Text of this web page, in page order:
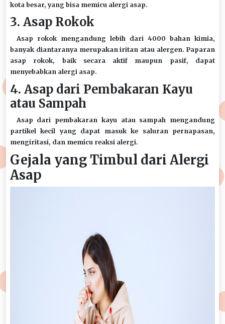
kota besar, yang bisa memicu alergi asap.
3. Asap Rokok
Asap rokok mengandung lebih dari 4000 bahan kimia,
banyak diantaranya merupakan iritan atau alergen. Paparan
asap rokok, baik secara aktif maupun pasif, dapat
menyebabkan alergi asap.
4. Asap dari Pembakaran Kayu
atau Sampah
Asap dari pembakaran kayu atau sampah mengandung
partikel kecil yang dapat masuk ke saluran pernapasan,
mengiritasi, dan memicu reaksi alergi.
Gejala yang Timbul dari Alergi
Asap